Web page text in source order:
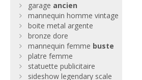
garage ancien
mannequin homme vintage
boite metal argente
bronze dore
mannequin femme buste
platre femme
statuette publicitaire
sideshow legendary scale